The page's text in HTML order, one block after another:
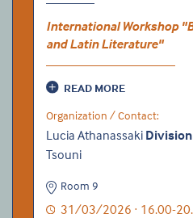
International Workshop
and Latin Literature"
READ MORE
Organization / Contact:
Lucia Athanassaki
Tsouni
Room 9
31/03/2026 · 16.00-